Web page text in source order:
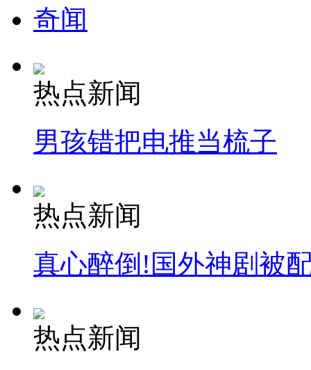
司机酒驾遇交警 急速倒车逃窜
奇闻
热点新闻
男孩错把电推当梳子
热点新闻
真心醉倒!国外神剧被
热点新闻